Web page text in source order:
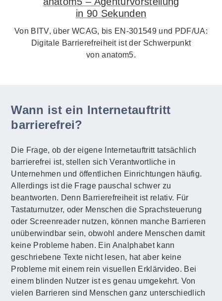
in 90 Sekunden
Von BITV, über WCAG, bis EN-301549 und PDF/UA:
Digitale Barrierefreiheit ist der Schwerpunkt
von anatom5.
Wann ist ein Internetauftritt
barrierefrei?
Die Frage, ob der eigene Internetauftritt tatsächlich
barrierefrei ist, stellen sich Verantwortliche in
Unternehmen und öffentlichen Einrichtungen häufig.
Allerdings ist die Frage pauschal schwer zu
beantworten. Denn Barrierefreiheit ist relativ. Für
Tastaturnutzer, oder Menschen die Sprachsteuerung
oder Screenreader nutzen, können manche Barrieren
unüberwindbar sein, obwohl andere Menschen damit
keine Probleme haben. Ein Analphabet kann
geschriebene Texte nicht lesen, hat aber keine
Probleme mit einem rein visuellen Erklärvideo. Bei
einem blinden Nutzer ist es genau umgekehrt. Von
vielen Barrieren sind Menschen ganz unterschiedlich